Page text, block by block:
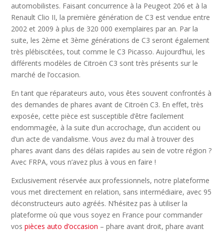
automobilistes. Faisant concurrence à la Peugeot 206 et à la
Renault Clio II, la première génération de C3 est vendue entre
2002 et 2009 à plus de 320 000 exemplaires par an. Par la
suite, les 2ème et 3ème générations de C3 seront également
très plébiscitées, tout comme le C3 Picasso. Aujourd’hui, les
différents modèles de Citroën C3 sont très présents sur le
marché de l’occasion.
En tant que réparateurs auto, vous êtes souvent confrontés à
des demandes de phares avant de Citroën C3. En effet, très
exposée, cette pièce est susceptible d’être facilement
endommagée, à la suite d’un accrochage, d’un accident ou
d’un acte de vandalisme. Vous avez du mal à trouver des
phares avant dans des délais rapides au sein de votre région ?
Avec FRPA, vous n’avez plus à vous en faire !
Exclusivement réservée aux professionnels, notre plateforme
vous met directement en relation, sans intermédiaire, avec 95
déconstructeurs auto agréés. N’hésitez pas à utiliser la
plateforme où que vous soyez en France pour commander
vospièces auto d’occasion – phare avant droit, phare avant